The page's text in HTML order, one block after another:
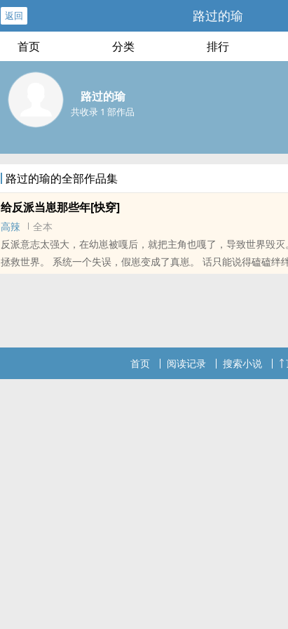
返回 路过的瑜
首页 分类 排行
路过的瑜
共收录 1 部作品
路过的瑜的全部作品集
给反派当崽那些年[快穿]
高辣
全本
反派意志太强大，在幼崽被嘎后，就把主角也嘎了，导致世界毁
拯救世界。 系统一个失误，假崽变成了真崽。 话只能说得磕磕绊
首页 阅读记录 搜索小说